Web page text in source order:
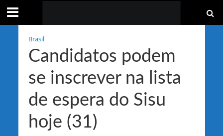
Brasil
Candidatos podem
se inscrever na lista
de espera do Sisu
hoje (31)